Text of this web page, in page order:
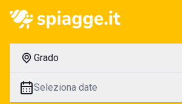
Grado
Seleziona date